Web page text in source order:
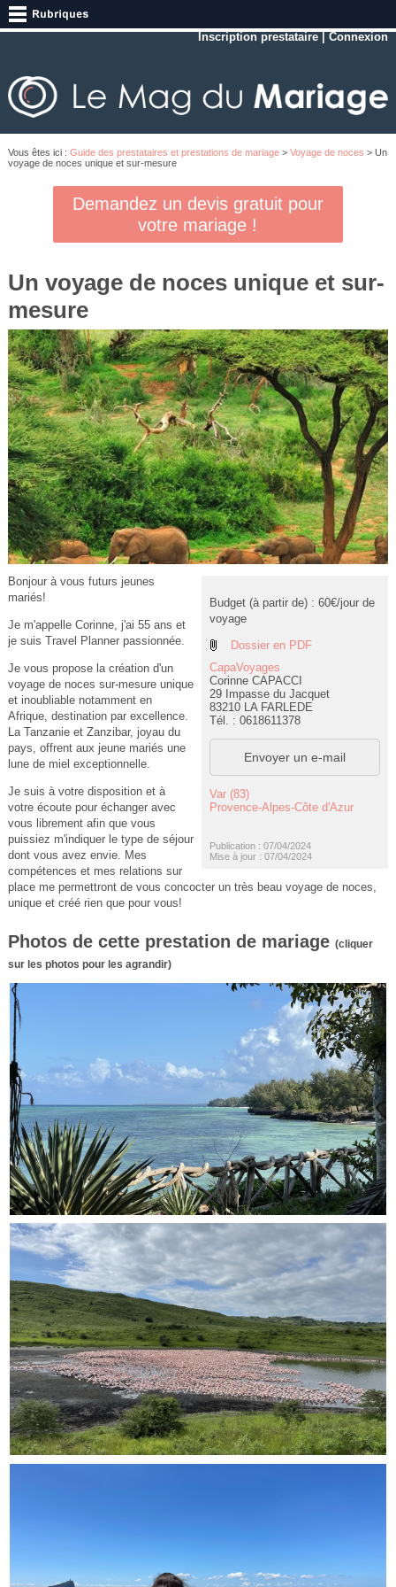
Inscription prestataire |Connexion
Vous êtes ici : Guide des prestataires et prestations de mariage> Voyage de noces > Un
voyage de noces unique et sur-mesure
Demandez un devis gratuit pour
votre mariage !
Un voyage de noces unique et sur-
mesure
Budget (à partir de) : 60€/jour de
voyage
Dossier en PDF
CapaVoyages
Corinne CAPACCI
29 Impasse du Jacquet
83210 LA FARLEDE
Tél. : 0618611378
Envoyer un e-mail
Var (83)
Provence-Alpes-Côte d'Azur
Publication : 07/04/2024
Mise à jour : 07/04/2024
Bonjour à vous futurs jeunes
mariés!
Je m'appelle Corinne, j'ai 55 ans et
je suis Travel Planner passionnée.
Je vous propose la création d'un
voyage de noces sur-mesure unique
et inoubliable notamment en
Afrique, destination par excellence.
La Tanzanie et Zanzibar, joyau du
pays, offrent aux jeune mariés une
lune de miel exceptionnelle.
Je suis à votre disposition et à
votre écoute pour échanger avec
vous librement afin que vous
puissiez m'indiquer le type de séjour
dont vous avez envie. Mes
compétences et mes relations sur
place me permettront de vous concocter un très beau voyage de noces,
unique et créé rien que pour vous!
Photos de cette prestation de mariage (cliquer
sur les photos pour les agrandir)